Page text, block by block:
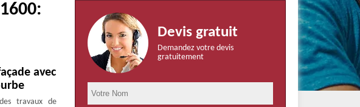
avec
travaux de
Devis gratuit
Demandez votre devis
gratuitement